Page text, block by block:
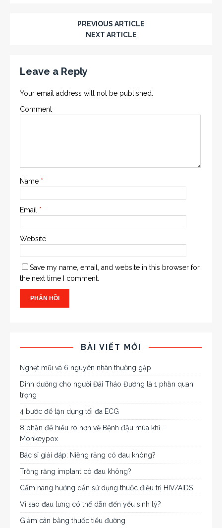
PREVIOUS ARTICLE
NEXT ARTICLE
Leave a Reply
Your email address will not be published.
Comment
Name *
Email *
Website
Save my name, email, and website in this browser for
the next time I comment.
BÀI VIẾT MỚI
Nghẹt mũi và 6 nguyên nhân thường gặp
Dinh dưỡng cho người Đái Tháo Đường là 1 phần quan
trọng
4 bước để tận dụng tối đa ECG
8 phần để hiểu rõ hơn về Bệnh đậu mùa khỉ –
Monkeypox
Bác sĩ giải đáp: Niềng răng có đau không?
Trồng răng implant có đau không?
Cẩm nang hướng dẫn sử dụng thuốc điều trị HIV/AIDS
Vì sao đau lưng có thể dẫn đến yếu sinh lý?
Giảm cân bằng thuốc tiểu đường